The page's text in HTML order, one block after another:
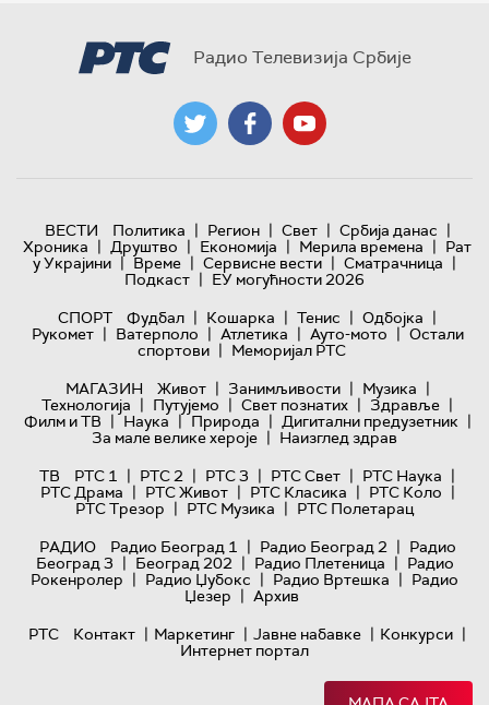
Радио Телевизија Србије
ВЕСТИ Политика | Регион | Свет | Србија данас |
Хроника | Друштво | Економија | Мерила времена | Рат
у Украјини | Време | Сервисне вести | Сматрачница |
Подкаст | ЕУ могућности 2026
СПОРТ
Фудбал | Кошарка | Тенис | Одбојка |
Рукомет | Ватерполо | Атлетика | Ауто-мото | Остали
спортови | Меморијал РТС
МАГАЗИН
Живот | Занимљивости | Музика |
Технологијa | Путујемо | Свет познатих | Здравље |
Филм и ТВ | Наука | Природа | Дигитални предузетник |
За мале велике хероје | Наизглед здрав
ТВ
РТС 1 | РТС 2 | РТС 3 | РТС Свет | РТС Наука |
РТС Драма | РТС Живот | РТС Класика | РТС Коло |
РТС Трезор | РТС Музика | РТС Полетарац
РАДИО
Радио Београд 1 | Радио Београд 2 | Радио
Београд 3 | Београд 202 | Радио Плетеница | Радио
Рокенролер | Радио Џубокс | Радио Вртешка | Радио
Џезер | Архив
РТС
Контакт | Маркетинг | Јавне набавке | Конкурси |
Интернет портал